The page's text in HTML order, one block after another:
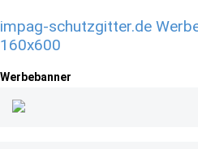
impag-schutzgitter.de
160x600
Werbebanner